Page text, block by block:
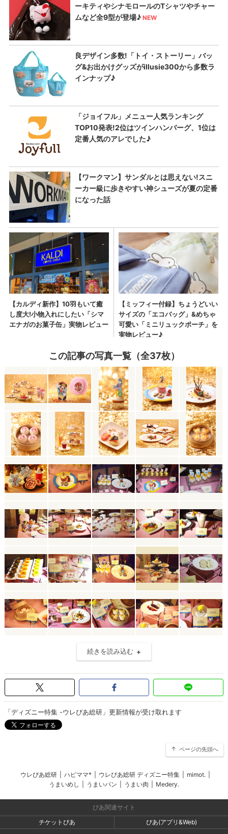
この記事の写真一覧（全37枚）
続きを読み込む
「ディズニー特集 -ウレぴあ総研」更新情報が受け取れます
ページの先頭へ
ウレぴあ総研 ハピママ* ウレぴあ総研 ディズニー特集 mimot.
うまいめし
うまいパン うまい肉 Medery.
ぴあ関連サイト
チケットぴあ
ぴあ(アプリ&Web)